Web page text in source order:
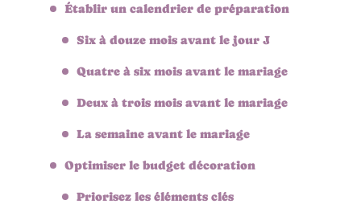
Établir un calendrier de préparation
Six à douze mois avant le jour J
Quatre à six mois avant le mariage
Deux à trois mois avant le mariage
La semaine avant le mariage
Optimiser le budget décoration
Priorisez les éléments clés